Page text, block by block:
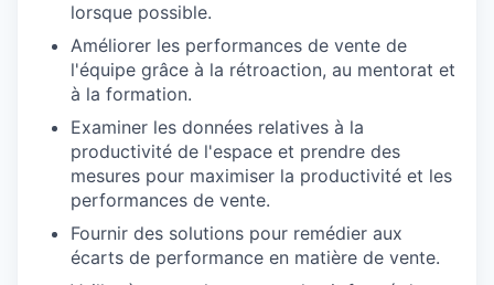
lorsque possible.
Améliorer les performances de vente de
l'équipe grâce à la rétroaction, au mentorat et
à la formation.
Examiner les données relatives à la
productivité de l'espace et prendre des
mesures pour maximiser la productivité et les
performances de vente.
Fournir des solutions pour remédier aux
écarts de performance en matière de vente.